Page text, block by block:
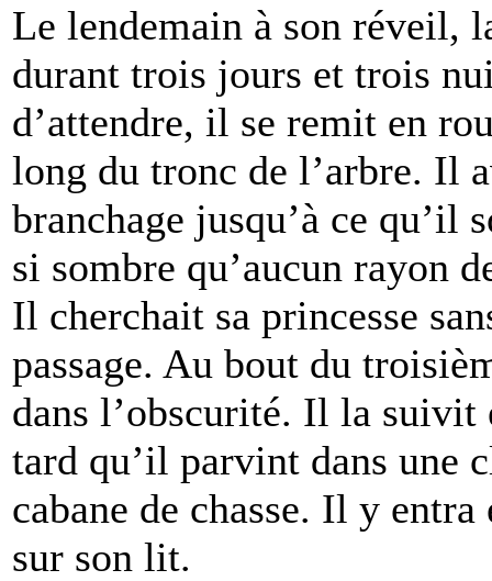
Le lendemain à son réveil,
durant trois jours et trois
d’attendre, il se remit en
long du tronc de l’arbre. Il
branchage jusqu’à ce qu’il
si sombre qu’aucun rayon
Il cherchait sa princesse
passage. Au bout du
dans l’obscurité. Il la suivit
tard qu’il parvint dans une
cabane de chasse. Il y
sur son lit.